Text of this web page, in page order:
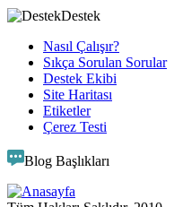
Destek
Nasıl Çalışır?
Sıkça Sorulan Sorular
Destek Ekibi
Site Haritası
Etiketler
Çerez Testi
Blog Başlıkları